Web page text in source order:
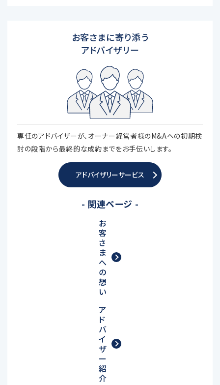
お客さまに寄り添う
アドバイザリー
専任のアドバイザーが、オーナー経営者様のM&Aへの初期検
討の段階から最終的な成約までをお手伝いします。
アドバイザリーサービス
- 関連ページ -
お
客
さ
ま
へ
の
想
い
ア
ド
バ
イ
ザ
ー
紹
介